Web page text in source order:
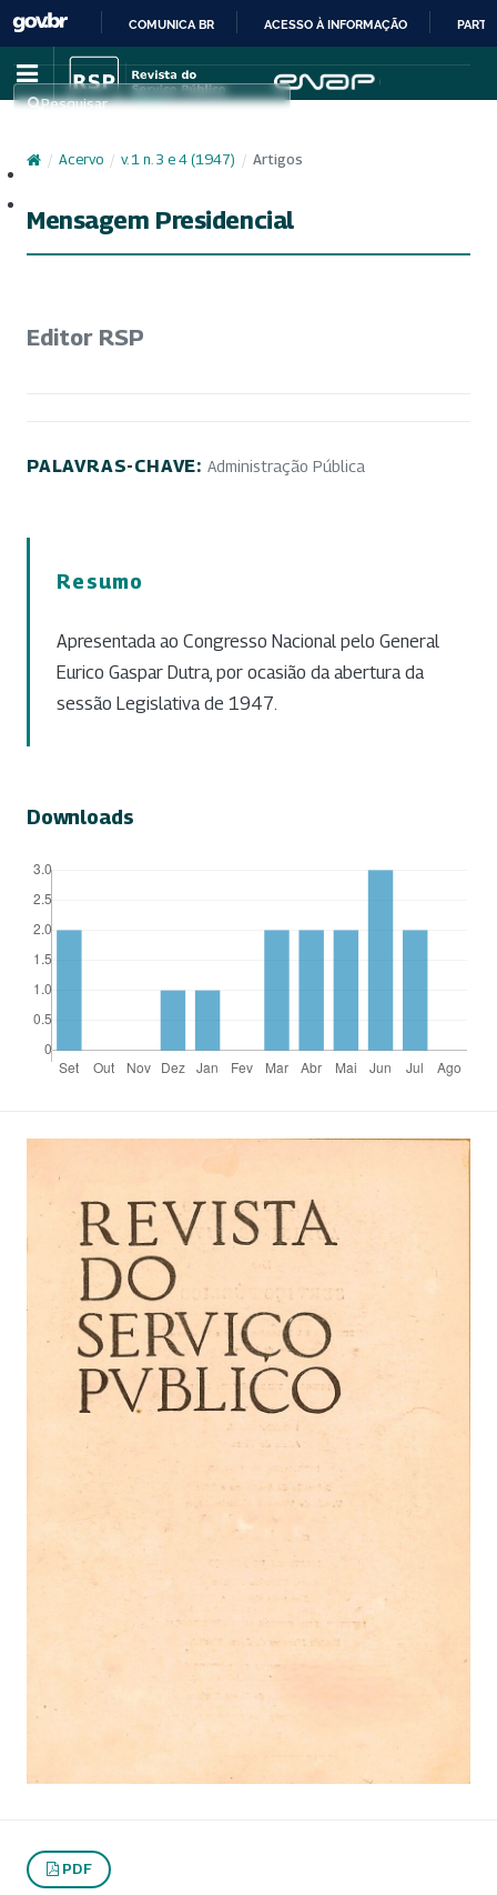
IR
PARA
CONTEÚDO
COMUNICA BR ACESSO À INFORMAÇÃO
Pesquisar
/ Acervo / v. 1 n. 3 e 4 (1947) / Artigos
Mensagem Presidencial
Editor RSP
PALAVRAS-CHAVE: Administração Pública
Resumo
Apresentada ao Congresso Nacional pelo General
Eurico Gaspar Dutra, por ocasião da abertura da
sessão Legislativa de 1947.
Downloads
PDF